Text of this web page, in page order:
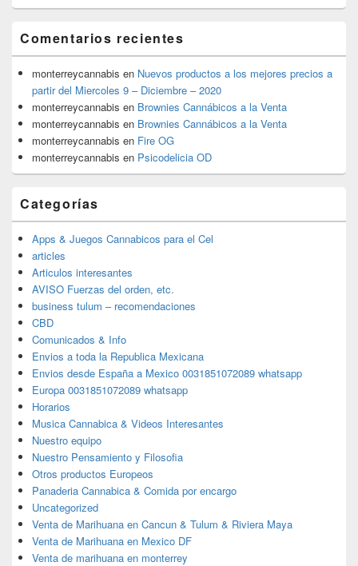
Comentarios recientes
monterreycannabis en Nuevos productos a los mejores precios a
partir del Miercoles 9 – Diciembre – 2020
monterreycannabis en Brownies Cannábicos a la Venta
monterreycannabis en Brownies Cannábicos a la Venta
monterreycannabis en Fire OG
monterreycannabis en Psicodelicia OD
Categorías
Apps & Juegos Cannabicos para el Cel
articles
Articulos interesantes
AVISO Fuerzas del orden, etc.
business tulum – recomendaciones
CBD
Comunicados & Info
Envios a toda la Republica Mexicana
Envios desde España a Mexico 0031851072089 whatsapp
Europa 0031851072089 whatsapp
Horarios
Musica Cannabica & Videos Interesantes
Nuestro equipo
Nuestro Pensamiento y Filosofia
Otros productos Europeos
Panaderia Cannabica & Comida por encargo
Uncategorized
Venta de Marihuana en Cancun & Tulum & Riviera Maya
Venta de Marihuana en Mexico DF
Venta de marihuana en monterrey